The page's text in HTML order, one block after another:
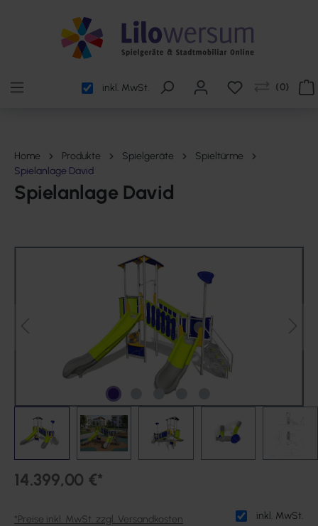
inkl. MwSt. (0)
Home Produkte Spielgeräte
Spieltürme
Spielanlage David
Spielanlage David
14.399,00 €*
inkl. MwSt.
*Preise inkl. MwSt. zzgl. Versandkosten